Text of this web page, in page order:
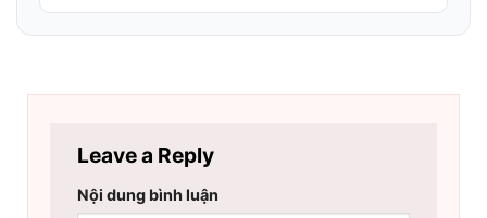
Leave a Reply
Nội dung bình luận